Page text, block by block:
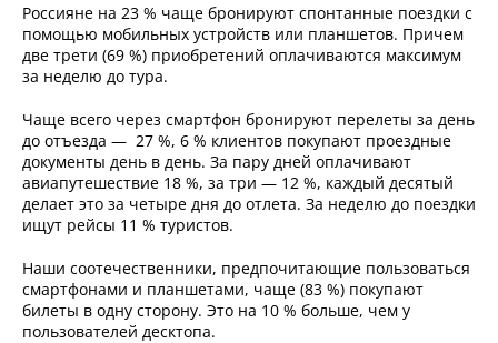
Россияне на 23 % чаще бронируют спонтанные поездки с
помощью мобильных устройств или планшетов. Причем
две трети (69 %) приобретений оплачиваются максимум
за неделю до тура.
Чаще всего через смартфон бронируют перелеты за день
до отъезда — 27 %, 6 % клиентов покупают проездные
документы день в день. За пару дней оплачивают
авиапутешествие 18 %, за три — 12 %, каждый десятый
делает это за четыре дня до отлета. За неделю до поездки
ищут рейсы 11 % туристов.
Наши соотечественники, предпочитающие пользоваться
смартфонами и планшетами, чаще (83 %) покупают
билеты в одну сторону. Это на 10 % больше, чем у
пользователей десктопа.